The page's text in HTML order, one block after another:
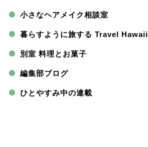
小さなヘアメイク相談室
暮らすように旅する Travel Hawaii
別室 料理とお菓子
編集部ブログ
ひとやすみ中の連載